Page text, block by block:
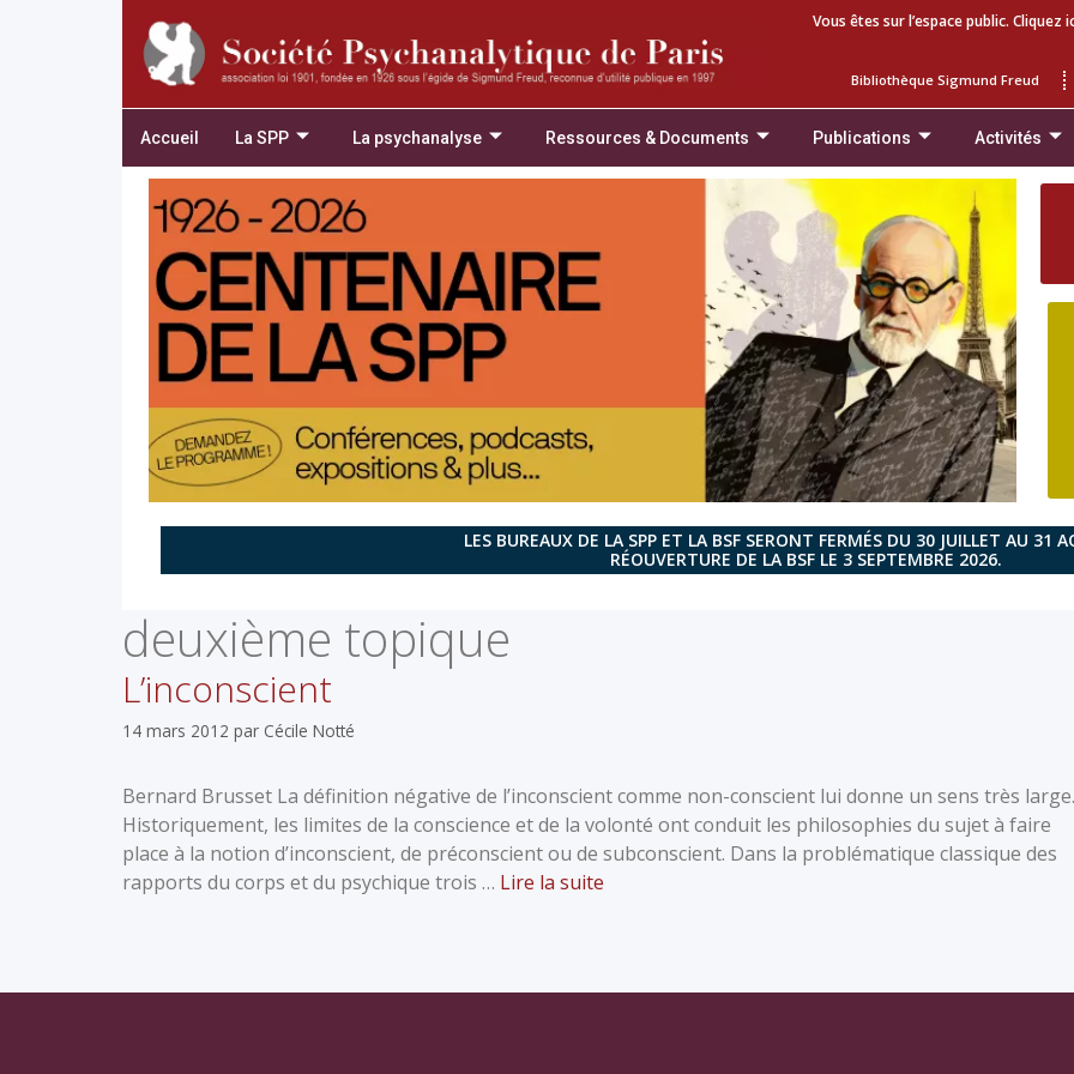
Vous êtes sur l’espace public.
Bibliothèque Sigmund Freud
Accueil La SPP La psychanalyse Ressources & Documents Publications Activités
LES BUREAUX DE LA SPP ET LA BSF SERONT FERMÉS DU 30 JUILLET AU 31
RÉOUVERTURE DE LA BSF LE 3 SEPTEMBRE 2026.
deuxième topique
L’inconscient
14 mars 2012 par Cécile Notté
Bernard Brusset La définition négative de l’inconscient comme non-conscient lui donne un sens très large.
Historiquement, les limites de la conscience et de la volonté ont conduit les philosophies du sujet à faire
place à la notion d’inconscient, de préconscient ou de subconscient. Dans la problématique classique des
rapports du corps et du psychique trois … Lire la suite